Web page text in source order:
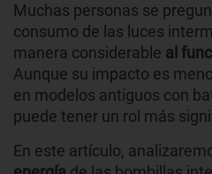
Muchas personas se
consumo de las luces
manera considerable al
Aunque su impacto es
en modelos antiguos con
puede tener un rol más
En este artículo,